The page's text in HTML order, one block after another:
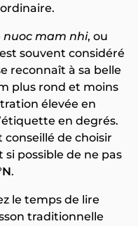
nuoc mam nhi, ou
souvent considéré
reconnaît à sa belle
plus rond et moins
élevée en
en degrés.
de choisir
si possible de ne pas
.
le temps de lire
traditionnelle